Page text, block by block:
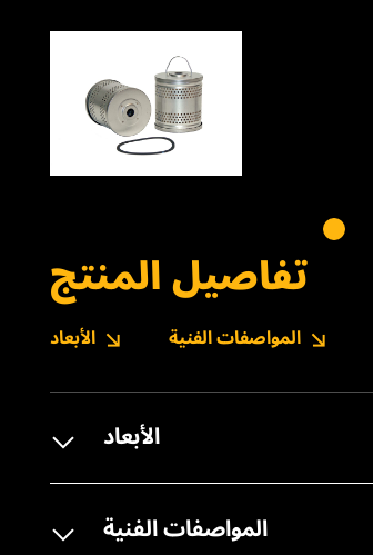
تفاصيل المنتج
الأبعاد المواصفات الفنية
الأبعاد
المواصفات الفنية